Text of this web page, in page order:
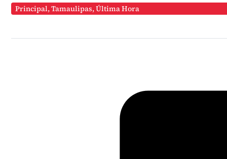
Principal,Tamaulipas,Última Hora